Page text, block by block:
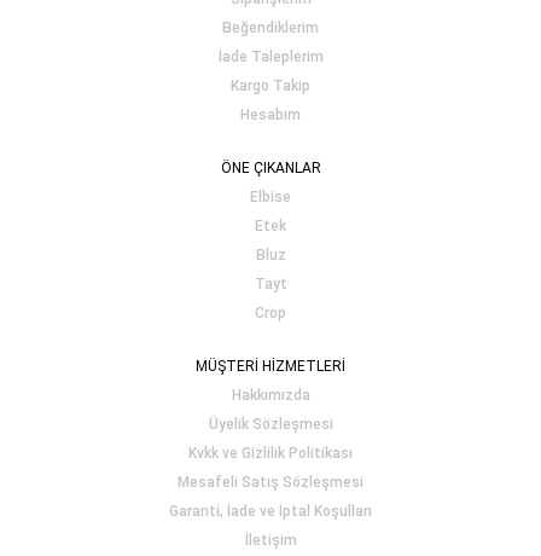
Beğendiklerim
İade Taleplerim
Kargo Takip
Hesabım
ÖNE ÇIKANLAR
Elbise
Etek
Bluz
Tayt
Crop
MÜŞTERİ HİZMETLERİ
Hakkımızda
Üyelik Sözleşmesi
Kvkk ve Gizlilik Politikası
Mesafeli Satış Sözleşmesi
Garanti, İade ve İptal Koşulları
İletişim